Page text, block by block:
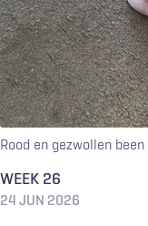
Rood en gezwollen been
WEEK 26
24 JUN 2026